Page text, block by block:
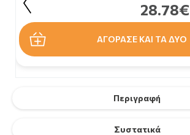
Περιγραφή
Συστατικά
28.78€
ΑΓΟΡΑΣΕ ΚΑΙ ΤΑ ΔΥΟ